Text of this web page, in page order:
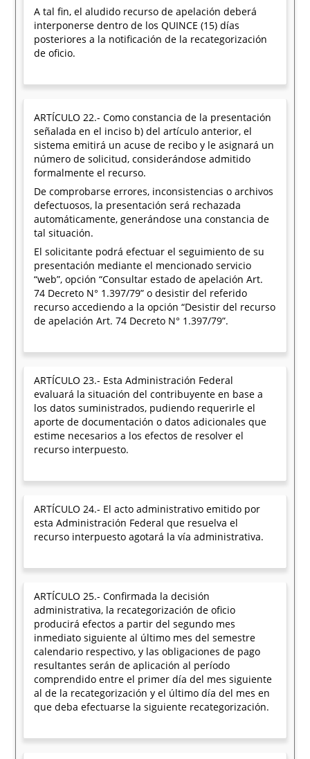
A tal fin, el aludido recurso de apelación deberá
interponerse dentro de los QUINCE (15) días
posteriores a la notificación de la recategorización
de oficio.
ARTÍCULO 22.- Como constancia de la presentación
señalada en el inciso b) del artículo anterior, el
sistema emitirá un acuse de recibo y le asignará un
número de solicitud, considerándose admitido
formalmente el recurso.
De comprobarse errores, inconsistencias o archivos
defectuosos, la presentación será rechazada
automáticamente, generándose una constancia de
tal situación.
El solicitante podrá efectuar el seguimiento de su
presentación mediante el mencionado servicio
“web”, opción “Consultar estado de apelación Art.
74 Decreto N° 1.397/79” o desistir del referido
recurso accediendo a la opción “Desistir del recurso
de apelación Art. 74 Decreto N° 1.397/79”.
ARTÍCULO 23.- Esta Administración Federal
evaluará la situación del contribuyente en base a
los datos suministrados, pudiendo requerirle el
aporte de documentación o datos adicionales que
estime necesarios a los efectos de resolver el
recurso interpuesto.
ARTÍCULO 24.- El acto administrativo emitido por
esta Administración Federal que resuelva el
recurso interpuesto agotará la vía administrativa.
ARTÍCULO 25.- Confirmada la decisión
administrativa, la recategorización de oficio
producirá efectos a partir del segundo mes
inmediato siguiente al último mes del semestre
calendario respectivo, y las obligaciones de pago
resultantes serán de aplicación al período
comprendido entre el primer día del mes siguiente
al de la recategorización y el último día del mes en
que deba efectuarse la siguiente recategorización.